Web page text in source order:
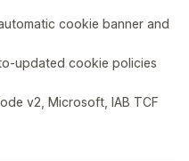
cookie banner and
updated cookie policies
v2, Microsoft, IAB TCF